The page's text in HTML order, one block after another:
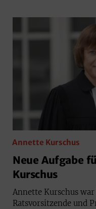
Annette Kurschus
Neue Aufgabe
Kurschus
Annette Kurschus
Ratsvorsitzende und